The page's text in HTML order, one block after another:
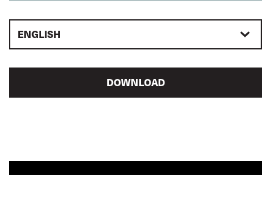
ENGLISH
DOWNLOAD